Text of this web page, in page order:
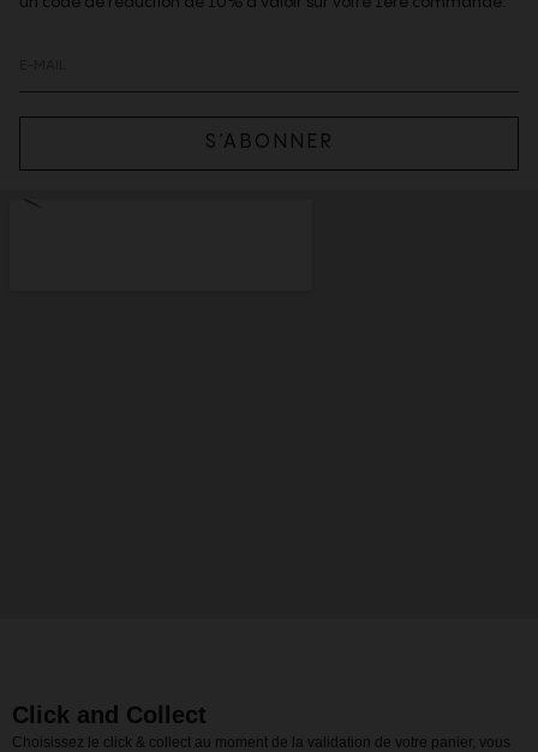
S’ABONNER
Click and Collect
Choisissez le click & collect au moment de la validation de votre panier, vous